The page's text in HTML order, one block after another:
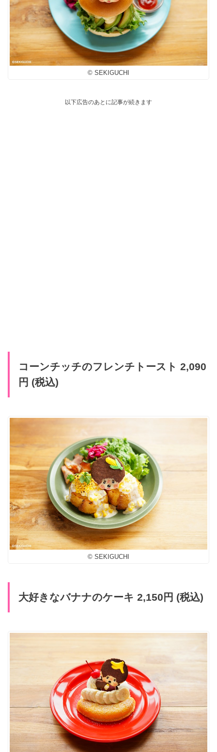
© SEKIGUCHI
以下広告のあとに記事が続きます
コーンチッチのフレンチトースト 2,090
円 (税込)
© SEKIGUCHI
大好きなバナナのケーキ 2,150円 (税込)